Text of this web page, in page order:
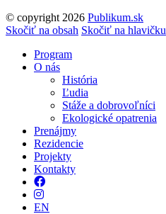
© copyright 2026 Publikum.sk
Tvorba stránok: Enjoy
Skočiť na obsah Skočiť na hlavičku
Program
O nás
História
Ľudia
Stáže a dobrovoľníci
Ekologické opatrenia
Prenájmy
Rezidencie
Projekty
Kontakty
Facebook
Instagram
EN